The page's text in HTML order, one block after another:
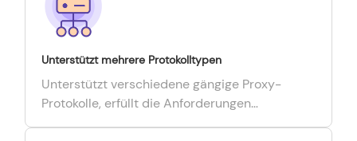
Unterstützt mehrere Protokolltypen
Unterstützt verschiedene gängige Proxy-
Protokolle, erfüllt die Anforderungen